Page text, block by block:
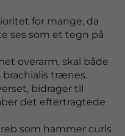
for mange, da
ses som et tegn på
overarm, skal både
brachialis trænes.
bidrager til
det eftertragtede
som hammer curls